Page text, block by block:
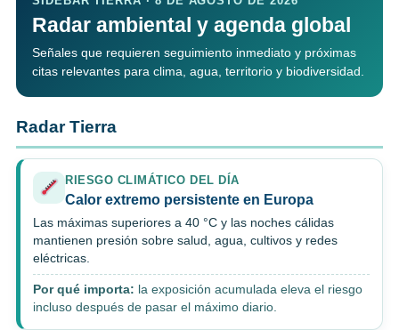
Radar ambiental y agenda global
Señales que requieren seguimiento inmediato y próximas
citas relevantes para clima, agua, territorio y biodiversidad.
Radar Tierra
RIESGO CLIMÁTICO DEL DÍA
Calor extremo persistente en Europa
Las máximas superiores a 40 °C y las noches cálidas
mantienen presión sobre salud, agua, cultivos y redes
eléctricas.
Por qué importa: la exposición acumulada eleva el riesgo
incluso después de pasar el máximo diario.